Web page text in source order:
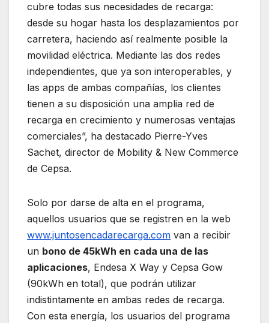
cubre todas sus necesidades de recarga:
desde su hogar hasta los desplazamientos por
carretera, haciendo así realmente posible la
movilidad eléctrica. Mediante las dos redes
independientes, que ya son interoperables, y
las apps de ambas compañías, los clientes
tienen a su disposición una amplia red de
recarga en crecimiento y numerosas ventajas
comerciales”, ha destacado Pierre-Yves
Sachet, director de Mobility & New Commerce
de Cepsa.
Solo por darse de alta en el programa,
aquellos usuarios que se registren en la web
www.juntosencadarecarga.com van a recibir
un bono de 45kWh en cada una de las
aplicaciones, Endesa X Way y Cepsa Gow
(90kWh en total), que podrán utilizar
indistintamente en ambas redes de recarga.
Con esta energía, los usuarios del programa